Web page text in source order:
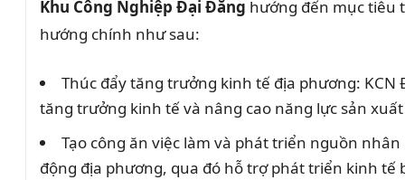
Khu Công Nghiệp Đại Đăng hướng đến mục tiêu
hướng chính như sau:
Thúc đẩy tăng trưởng kinh tế địa phương:
tăng trưởng kinh tế và nâng cao năng lực sản
Tạo công ăn việc làm và phát triển nguồn
động địa phương, qua đó hỗ trợ phát triển kinh tế